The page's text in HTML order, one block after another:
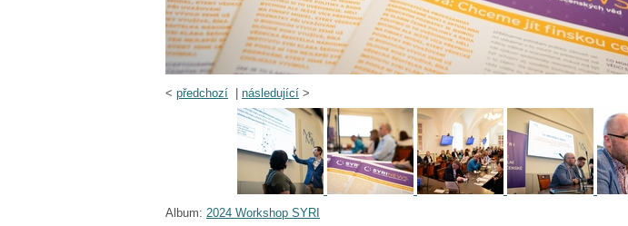
< předchozí následující >
Album: 2024 Workshop SYRI